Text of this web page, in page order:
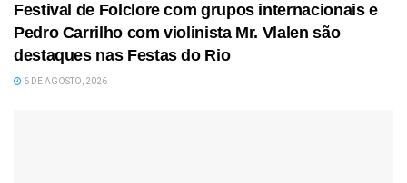
Festival de Folclore com grupos internacionais e
Pedro Carrilho com violinista Mr. Vlalen são
destaques nas Festas do Rio
6 DE AGOSTO, 2026